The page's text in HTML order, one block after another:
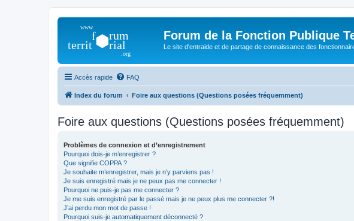
Forum de la Fonction Publique
Le site d'entraide et de partage de connaissance des
Accès rapide FAQ
Index du forum Foire aux questions (Questions posées fréquemment)
Foire aux questions (Questions posées fréquemment)
Problèmes de connexion et d’enregistrement
Pourquoi dois-je m’enregistrer ?
Que signifie COPPA ?
Je souhaite m’enregistrer, mais je n’y parviens pas !
Je suis enregistré mais je ne peux pas me connecter !
Pourquoi ne puis-je pas me connecter ?
Je me suis enregistré par le passé mais je ne peux plus me connecter ?!
J’ai perdu mon mot de passe !
Pourquoi suis-je automatiquement déconnecté ?